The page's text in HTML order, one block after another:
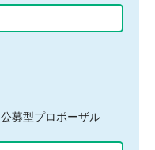
公募型プロポーザル